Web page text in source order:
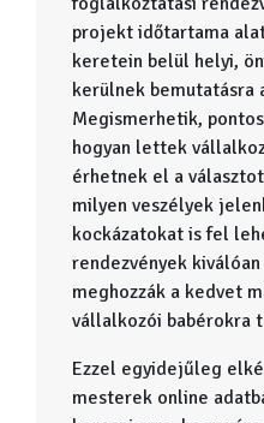
projekt időtartama
keretein belül helyi,
kerülnek bemutatásra
Megismerhetik,
hogyan lettek
érhetnek el a
milyen veszélyek
kockázatokat is fel
rendezvények
meghozzák a kedvet
vállalkozói babérokra
Ezzel egyidejűleg
mesterek online